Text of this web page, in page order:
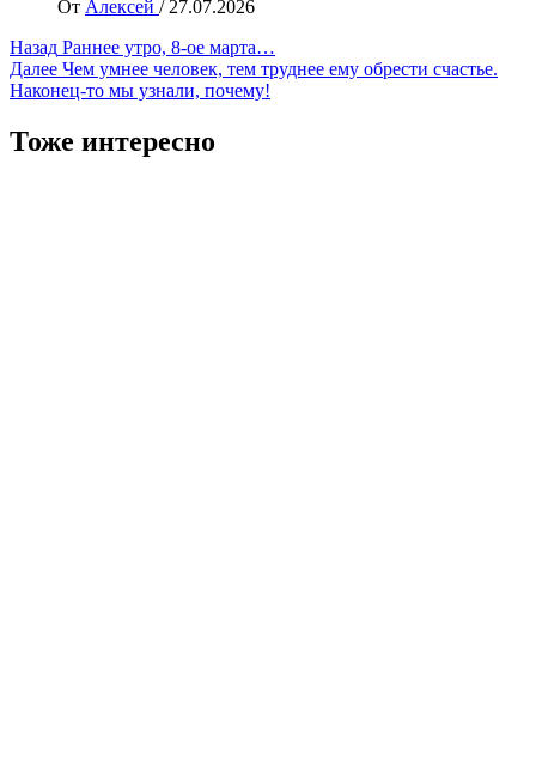
От Алексей / 27.07.2026
Навигация
записи
Назад Раннее утро, 8-ое марта…
Далее Чем умнее человек, тем труднее ему обрести счастье.
Наконец-то мы узнали, почему!
Тоже интересно